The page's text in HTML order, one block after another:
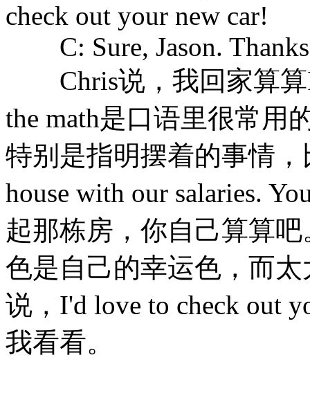
check out your new car!
C: Sure, Jason.
Chris说，我回家算算
the math是口语里很常用
特别是指明摆着的事情，
house with our salaries.
起那栋房，你自己算算
色是自己的幸运色，而太
说，I'd love to check out
我看看。